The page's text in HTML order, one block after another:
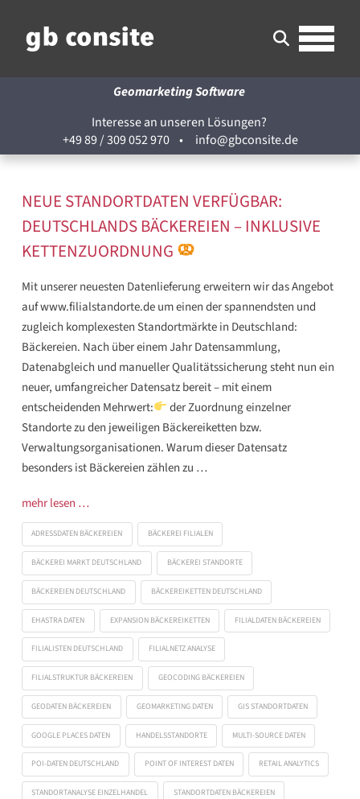
Geomarketing Software
Interesse an unseren Lösungen?
+49 89 / 309 052 970• info@gbconsite.de
NEUE STANDORTDATEN VERFÜGBAR:
DEUTSCHLANDS BÄCKEREIEN – INKLUSIVE
KETTENZUORDNUNG
Mit unserer neuesten Datenlieferung erweitern wir das Angebot
auf www.filialstandorte.de um einen der spannendsten und
zugleich komplexesten Standortmärkte in Deutschland:
Bäckereien. Nach über einem Jahr Datensammlung,
Datenabgleich und manueller Qualitätssicherung steht nun ein
neuer, umfangreicher Datensatz bereit – mit einem
entscheidenden Mehrwert:
der Zuordnung einzelner
Standorte zu den jeweiligen Bäckereiketten bzw.
Verwaltungsorganisationen. Warum dieser Datensatz
besonders ist Bäckereien zählen zu …
mehr lesen …
ADRESSDATEN BÄCKEREIEN BÄCKEREI FILIALEN
BÄCKEREI MARKT DEUTSCHLAND BÄCKEREI STANDORTE
BÄCKEREIEN DEUTSCHLAND BÄCKEREIKETTEN DEUTSCHLAND
EHASTRA DATEN EXPANSION BÄCKEREIKETTEN FILIALDATEN BÄCKEREIEN
FILIALISTEN DEUTSCHLAND FILIALNETZ ANALYSE
FILIALSTRUKTUR BÄCKEREIEN GEOCODING BÄCKEREIEN
GEODATEN BÄCKEREIEN GEOMARKETING DATEN GIS STANDORTDATEN
GOOGLE PLACES DATEN HANDELSSTANDORTE MULTI-SOURCE DATEN
POI-DATEN DEUTSCHLAND POINT OF INTEREST DATEN RETAIL ANALYTICS
STANDORTANALYSE EINZELHANDEL STANDORTDATEN BÄCKEREIEN